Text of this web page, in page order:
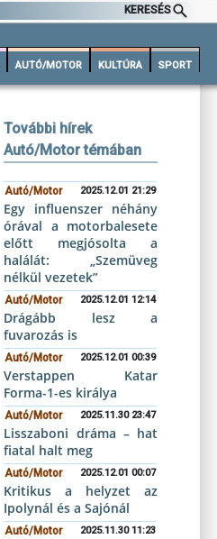
KERESÉS
AUTÓ/MOTOR KULTÚRA SPORT
További hírek
Autó/Motor témában
Autó/Motor 2025.12.01 21:29
Egy influenszer néhány
órával a motorbalesete
előtt megjósolta a
halálát: „Szemüveg
nélkül vezetek”
Autó/Motor 2025.12.01 12:14
Drágább lesz a
fuvarozás is
Autó/Motor 2025.12.01 00:39
Verstappen Katar
Forma-1-es királya
Autó/Motor 2025.11.30 23:47
Lisszaboni dráma – hat
fiatal halt meg
Autó/Motor 2025.12.01 00:07
Kritikus a helyzet az
Ipolynál és a Sajónál
Autó/Motor 2025.11.30 11:23